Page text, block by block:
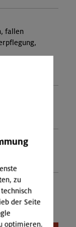
fallen
€
€
€
zu
der Seite
optimieren.